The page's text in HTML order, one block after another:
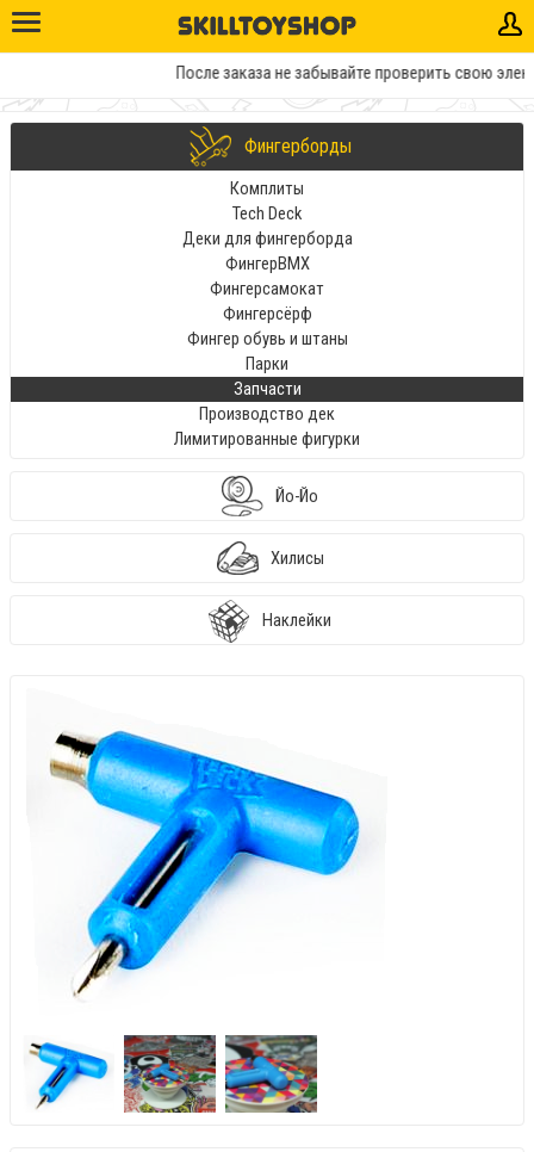
После заказа не забывайте проверить свою
Фингерборды
Комплиты
Tech Deck
Деки для фингерборда
ФингерBMX
Фингерсамокат
Фингерсёрф
Фингер обувь и штаны
Парки
Запчасти
Производство дек
Лимитированные фигурки
Йо-Йо
Хилисы
Наклейки